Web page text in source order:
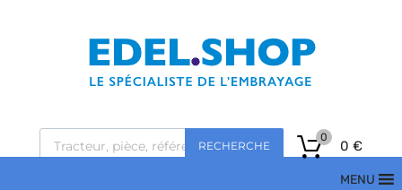
RECHERCHE 0 €
0
MENU